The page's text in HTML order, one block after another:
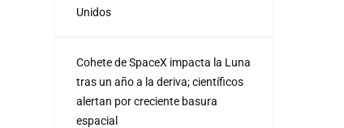
Unidos
Cohete de SpaceX impacta la Luna
tras un año a la deriva; científicos
alertan por creciente basura
espacial